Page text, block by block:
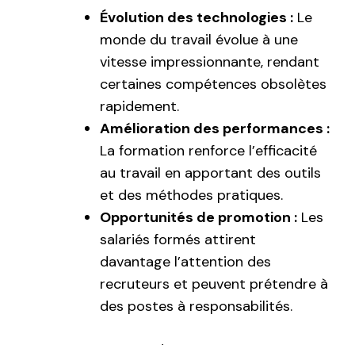
Évolution des technologies : Le
monde du travail évolue à une
vitesse impressionnante, rendant
certaines compétences obsolètes
rapidement.
Amélioration des performances :
La formation renforce l’efficacité
au travail en apportant des outils
et des méthodes pratiques.
Opportunités de promotion : Les
salariés formés attirent
davantage l’attention des
recruteurs et peuvent prétendre à
des postes à responsabilités.